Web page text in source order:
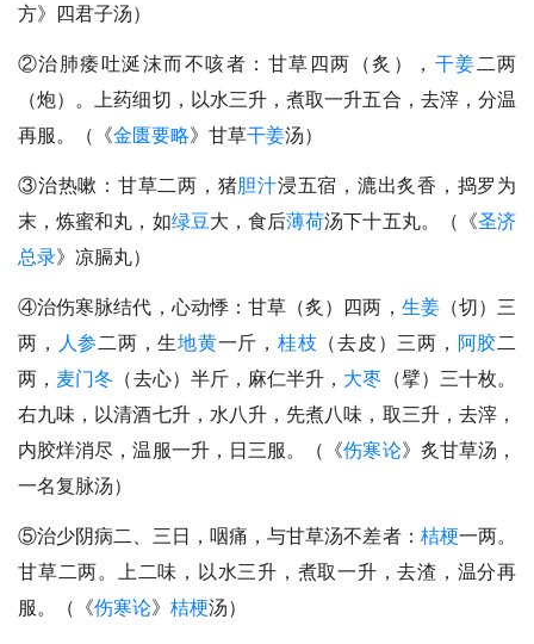
方》四君子汤）
②治肺痿吐涎沫而不咳者：甘草四两（炙）， 干姜 二两
（炮）。上药细切，以水三升，煮取一升五合，去滓，分温
再服。（《金匮要略》甘草干姜汤）
③治热嗽：甘草二两，猪胆汁浸五宿，漉出炙香，捣罗为
末，炼蜜和丸，如绿豆大，食后薄荷汤下十五丸。（《圣济
总录》凉膈丸）
④治伤寒脉结代，心动悸：甘草（炙）四两， 生姜（切）三
两，
人参 二两，生地黄一斤， 桂枝 （去皮）三两， 阿胶二
两， 麦门冬 （去心）半斤，麻仁半升， 大枣 （擘）三十枚。
右九味，以清酒七升，水八升，先煮八味，取三升，去滓，
内胶烊消尽，温服一升，日三服。（《伤寒论》炙甘草汤，
一名复脉汤）
⑤治少阴病二、三日，咽痛，与甘草汤不差者： 桔梗一两。
甘草二两。上二味，以水三升，煮取一升，去渣，温分再
服。（《伤寒论》 桔梗汤）